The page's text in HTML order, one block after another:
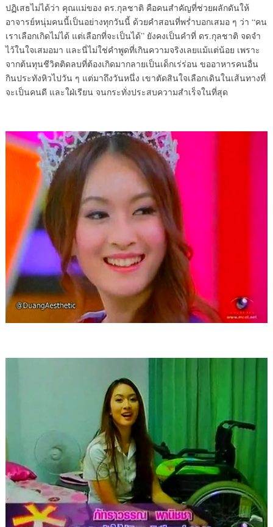
ปฏิเสธไม่ได้ว่า คุณแม่ของ ดร.กุลชาติ คือคนสำคัญที่ช่วยผลักดันให้
อาจารย์หนุ่มคนนี้เป็นอย่างทุกวันนี้ ด้วยคำสอนที่พร่ำบอกเสมอ ๆ ว่า “คน
เราเลือกเกิดไม่ได้ แต่เลือกที่จะเป็นได้” ยังคงเป็นคำที่ ดร.กุลชาติ จดจำ
ไว้ในใจเสมอมา และนี่ไม่ใช่คำพูดที่เกินความจริงเลยแม้แต่น้อย เพราะ
จากต้นทุนชีวิตติดลบที่ต้องเกิดมากลายเป็นเด็กเร่ร่อน ขออาหารคนอื่น
กินประทังหิวไปวัน ๆ แต่มาถึงวันหนึ่ง เขาตัดสินใจเลือกเดินในเส้นทางที่
จะเป็นคนดี และใฝ่เรียน จนกระทั่งประสบความสำเร็จในที่สุด